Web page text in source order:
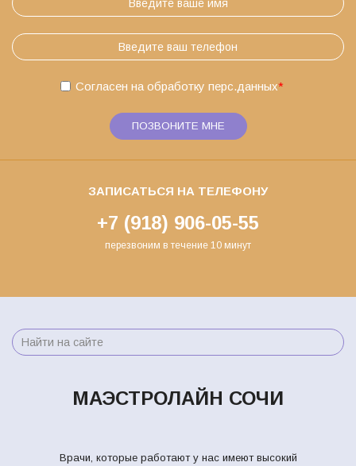
Согласен на обработку перс.данных*
ПОЗВОНИТЕ МНЕ
ЗАПИСАТЬСЯ НА ТЕЛЕФОНУ
+7 (918) 906-05-55
перезвоним в течение 10 минут
МАЭСТРОЛАЙН СОЧИ
Врачи, которые работают у нас имеют высокий